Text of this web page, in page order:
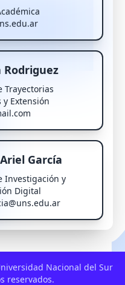
Rodriguez
Trayectorias
Extensión
García
Investigación y
Digital
Nacional del Sur
reservados.